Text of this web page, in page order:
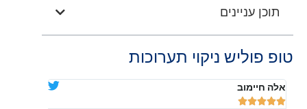
תוכן עניינים
טופ פוליש ניקוי תערוכות
אלה חיימוב




